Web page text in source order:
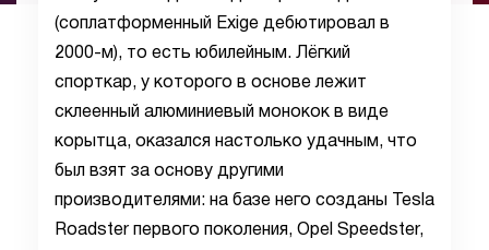
(соплатформенный Exige дебютировал в
2000-м), то есть юбилейным. Лёгкий
спорткар, у которого в основе лежит
склеенный алюминиевый монокок в виде
корытца, оказался настолько удачным, что
был взят за основу другими
производителями: на базе него созданы Tesla
Roadster первого поколения, Opel Speedster,